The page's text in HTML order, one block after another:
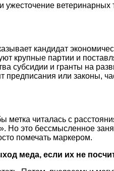
ужесточение
кандидат
крупные партии и
субсидии и гранты на
предписания или законы,
читалась с
это бессмысленное
помечать маркером.
меда, если их не